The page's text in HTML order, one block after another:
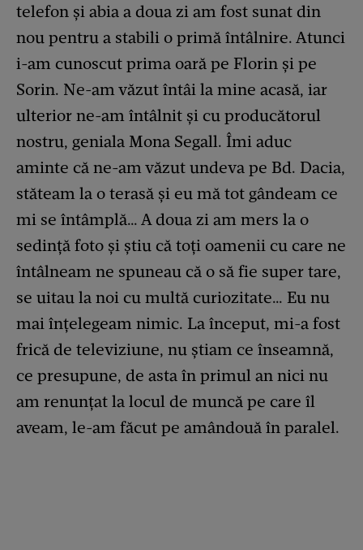
telefon și abia a doua zi am fost sunat din
nou pentru a stabili o primă întâlnire. Atunci
i-am cunoscut prima oară pe Florin și pe
Sorin. Ne-am văzut întâi la mine acasă, iar
ulterior ne-am întâlnit și cu producătorul
nostru, geniala Mona Segall. Îmi aduc
aminte că ne-am văzut undeva pe Bd. Dacia,
stăteam la o terasă și eu mă tot gândeam ce
mi se întâmplă… A doua zi am mers la o
sedință foto și știu că toți oamenii cu care ne
întâlneam ne spuneau că o să fie super tare,
se uitau la noi cu multă curiozitate… Eu nu
mai înțelegeam nimic. La început, mi-a fost
frică de televiziune, nu știam ce înseamnă,
ce presupune, de asta în primul an nici nu
am renunțat la locul de muncă pe care îl
aveam, le-am făcut pe amândouă în paralel.